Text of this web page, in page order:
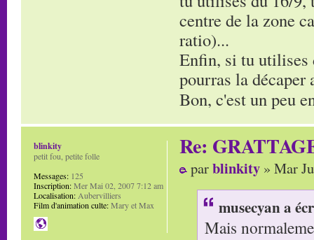
centre de la zone
ratio)...
Enfin, si tu utilises
pourras la décaper
Bon, c'est un peu
Re:
parblinkity » Mar
musecyan a
Mais
blinkity
petit fou, petite folle
Messages: 125
Inscription:Mer Mai 02, 2007 7:12 am
Localisation: Aubervilliers
Film d'animation culte:Mary et Max